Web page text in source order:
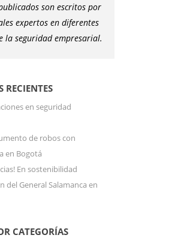
son escritos por
expertos en diferentes
la seguridad empresarial.
RECIENTES
en seguridad
de robos con
en Bogotá
En sostenibilidad
del General Salamanca en
CATEGORÍAS